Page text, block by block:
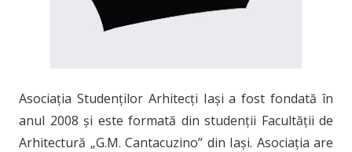
Asociația Studenților Arhitecți Iași a fost fondată în
anul 2008 și este formată din studenții Facultății de
Arhitectură „G.M. Cantacuzino” din Iași. Asociația are